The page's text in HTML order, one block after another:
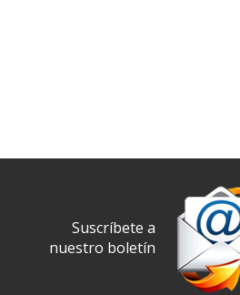
Suscríbete a
nuestro boletín